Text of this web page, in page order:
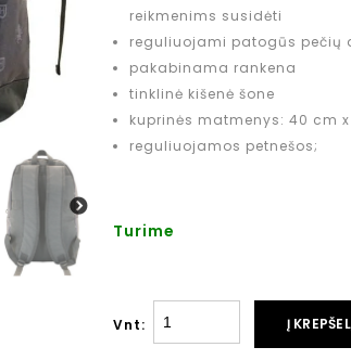
reikmenims susidėti
reguliuojami patogūs pečių
pakabinama rankena
tinklinė kišenė šone
kuprinės matmenys: 40 cm
reguliuojamos petnešos;
Turime
Vnt: Į